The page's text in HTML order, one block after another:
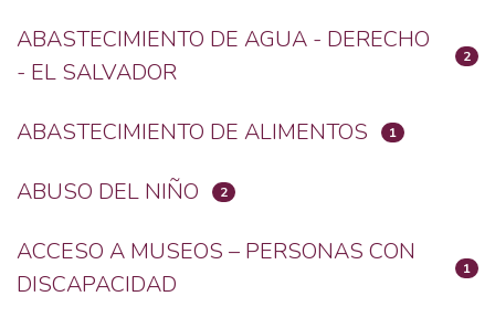
ABASTECIMIENTO DE AGUA - DERECHO
- EL SALVADOR
2
ABASTECIMIENTO DE ALIMENTOS 1
ABUSO DEL NIÑO 2
ACCESO A MUSEOS – PERSONAS CON
DISCAPACIDAD
1